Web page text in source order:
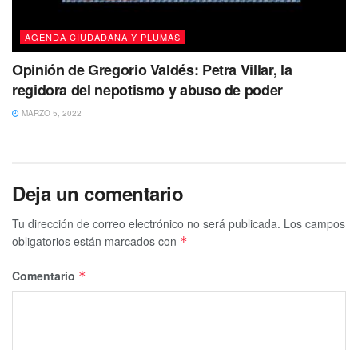
AGENDA CIUDADANA Y PLUMAS
Opinión de Gregorio Valdés: Petra Villar, la
regidora del nepotismo y abuso de poder
MARZO 5, 2022
Deja un comentario
Tu dirección de correo electrónico no será publicada. Los campos
obligatorios están marcados con *
Comentario *